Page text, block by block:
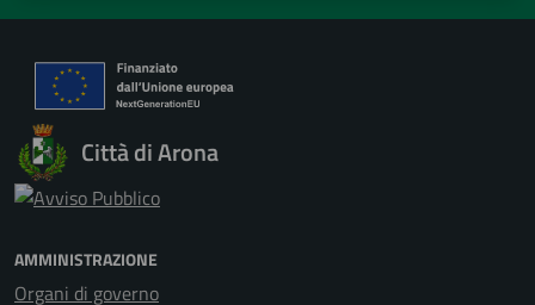
Città di Arona
AMMINISTRAZIONE
Organi di governo